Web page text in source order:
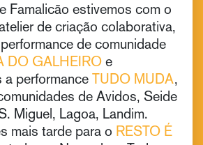
Famalicão estivemos com o
de criação colaborativa,
de comunidade
DO GALHEIRO e
a performance TUDO MUDA,
de Avidos, Seide
Miguel, Lagoa, Landim.
mais tarde para o RESTO É